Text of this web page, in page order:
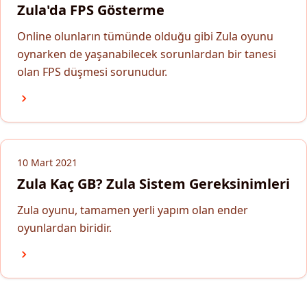
Zula'da FPS Gösterme
Online olunların tümünde olduğu gibi Zula oyunu
oynarken de yaşanabilecek sorunlardan bir tanesi
olan FPS düşmesi sorunudur.
10 Mart 2021
Zula Kaç GB? Zula Sistem Gereksinimleri
Zula oyunu, tamamen yerli yapım olan ender
oyunlardan biridir.